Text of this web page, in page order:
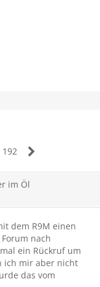
192
im Öl
dem R9M einen
nach
ein Rückruf um
ich mir aber nicht
das vom